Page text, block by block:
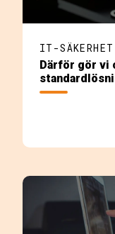
IT-SÄKERHET
Därför gör vi